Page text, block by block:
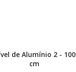
de Alumínio 2 - 100
cm